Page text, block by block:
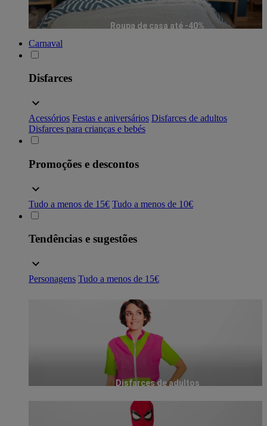
Roupa de casa até -40%
Carnaval
Disfarces
Acessórios Festas e aniversários Disfarces de adultos
Disfarces para crianças e bebés
Promoções e descontos
Tudo a menos de 15€ Tudo a menos de 10€
Tendências e sugestões
Personagens Tudo a menos de 15€
Disfarces de adultos